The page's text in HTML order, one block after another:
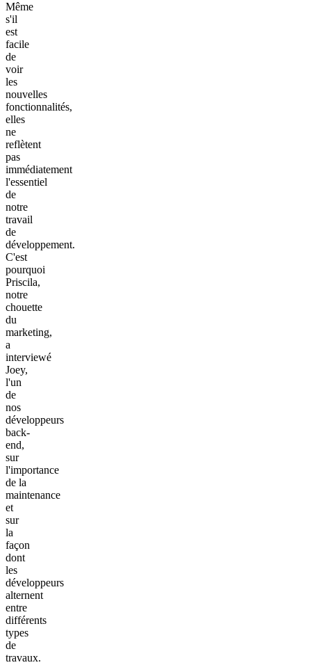
Même
s'il
est
facile
de
voir
les
nouvelles
fonctionnalités,
elles
ne
reflètent
pas
immédiatement
l'essentiel
de
notre
travail
de
développement.
C'est
pourquoi
Priscila,
notre
chouette
du
marketing,
a
interviewé
Joey,
l'un
de
nos
développeurs
back-
end,
sur
l'importance
de la
maintenance
et
sur
la
façon
dont
les
développeurs
alternent
entre
différents
types
de
travaux.